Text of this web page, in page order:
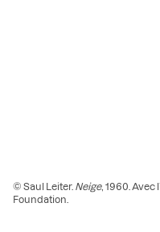
© Saul Leiter. Neige, 1960. Avec
Foundation.